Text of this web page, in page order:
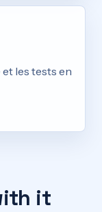
les tests en
it